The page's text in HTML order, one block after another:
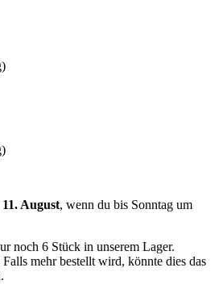
August, wenn du bis Sonntag um
noch 6 Stück in unserem Lager.
mehr bestellt wird, könnte dies das